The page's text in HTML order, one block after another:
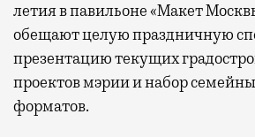
летия в павильоне «Макет
обещают целую праздничную
презентацию текущих
проектов мэрии и набор
форматов.